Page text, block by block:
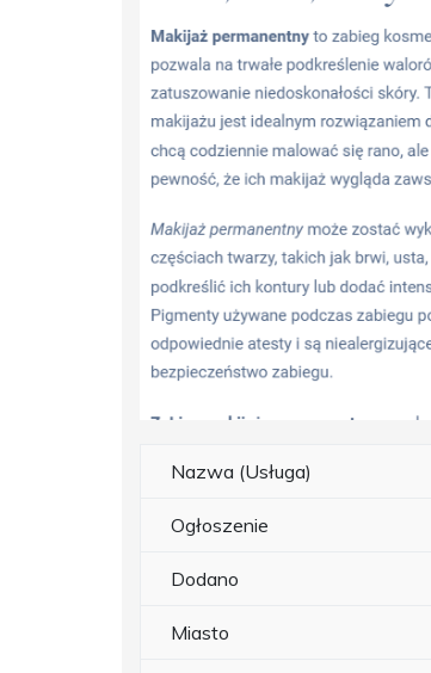
Nazwa (Usługa)
Ogłoszenie
Dodano
Miasto